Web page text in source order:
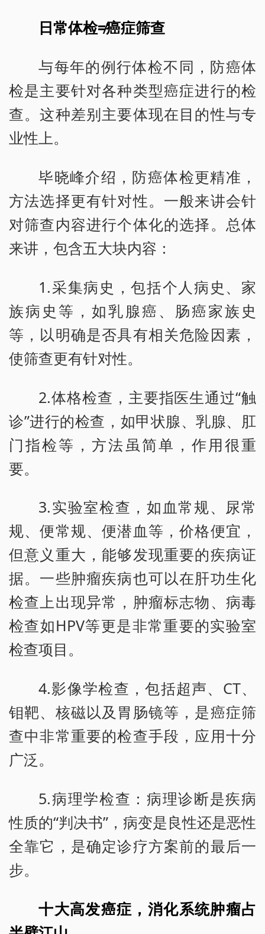
日常体检≠癌症筛查
与每年的例行体检不同，防癌体
检是主要针对各种类型癌症进行的检
查。这种差别主要体现在目的性与专
业性上。
毕晓峰介绍，防癌体检更精准，
方法选择更有针对性。一般来讲会针
对筛查内容进行个体化的选择。总体
来讲，包含五大块内容：
1.采集病史，包括个人病史、家
族病史等，如乳腺癌、肠癌家族史
等，以明确是否具有相关危险因素，
使筛查更有针对性。
2.体格检查，主要指医生通过“触
诊”进行的检查，如甲状腺、乳腺、肛
门指检等，方法虽简单，作用很重
要。
3.实验室检查，如血常规、尿常
规、便常规、便潜血等，价格便宜，
但意义重大，能够发现重要的疾病证
据。一些肿瘤疾病也可以在肝功生化
检查上出现异常，肿瘤标志物、病毒
检查如HPV等更是非常重要的实验室
检查项目。
4.影像学检查，包括超声、CT、
钼靶、核磁以及胃肠镜等，是癌症筛
查中非常重要的检查手段，应用十分
广泛。
5.病理学检查：病理诊断是疾病
性质的“判决书”，病变是良性还是恶性
全靠它，是确定诊疗方案前的最后一
步。
十大高发癌症，消化系统肿瘤占